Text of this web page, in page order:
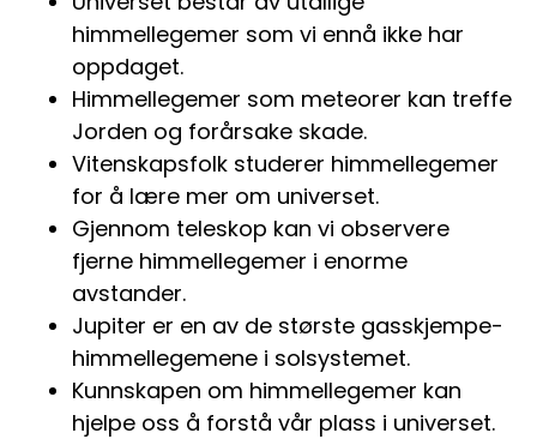
himmellegemer som vi ennå ikke har
oppdaget.
Himmellegemer som meteorer kan treffe
Jorden og forårsake skade.
Vitenskapsfolk studerer himmellegemer
for å lære mer om universet.
Gjennom teleskop kan vi observere
fjerne himmellegemer i enorme
avstander.
Jupiter er en av de største gasskjempe-
himmellegemene i solsystemet.
Kunnskapen om himmellegemer kan
hjelpe oss å forstå vår plass i universet.